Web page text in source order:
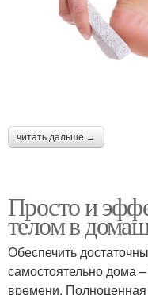
читать дальше →
Просто и
телом в
Обеспечить
самостоятельно дома
времени. Полноценная